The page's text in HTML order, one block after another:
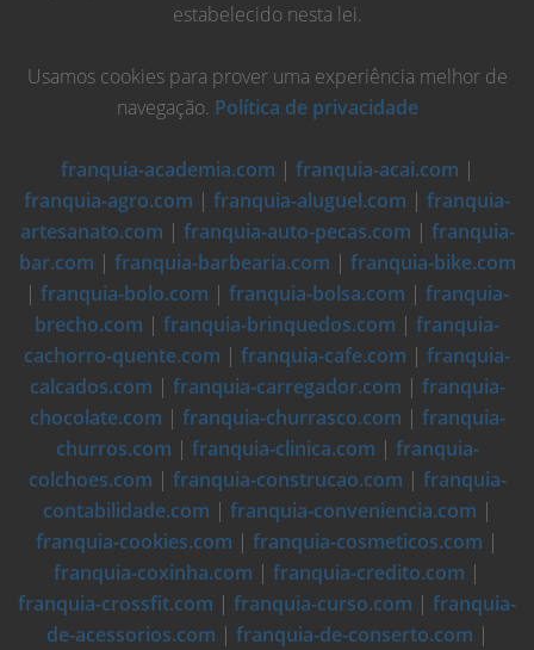
estabelecido nesta lei.
Usamos cookies para prover uma experiência melhor de
navegação. Política de privacidade
franquia-academia.com | franquia-acai.com |
franquia-agro.com | franquia-aluguel.com | franquia-
artesanato.com | franquia-auto-pecas.com | franquia-
bar.com | franquia-barbearia.com | franquia-bike.com
| franquia-bolo.com | franquia-bolsa.com | franquia-
brecho.com | franquia-brinquedos.com | franquia-
cachorro-quente.com | franquia-cafe.com | franquia-
calcados.com | franquia-carregador.com | franquia-
chocolate.com | franquia-churrasco.com | franquia-
churros.com | franquia-clinica.com | franquia-
colchoes.com | franquia-construcao.com | franquia-
contabilidade.com | franquia-conveniencia.com |
franquia-cookies.com | franquia-cosmeticos.com |
franquia-coxinha.com | franquia-credito.com |
franquia-crossfit.com | franquia-curso.com | franquia-
de-acessorios.com | franquia-de-conserto.com |